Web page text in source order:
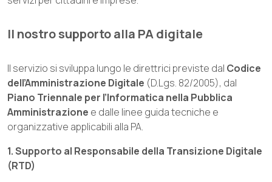
Il nostro supporto alla PA digitale
Il servizio si sviluppa lungo le direttrici previste dal Codice
dell’Amministrazione Digitale (D.Lgs. 82/2005), dal
Piano Triennale per l’Informatica nella Pubblica
Amministrazione e dalle linee guida tecniche e
organizzative applicabili alla PA.
1. Supporto al Responsabile della Transizione Digitale
(RTD)